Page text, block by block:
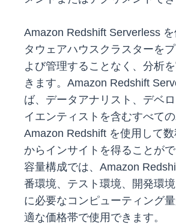
Amazon Redshift Serverless
タウェアハウスクラスターを
よび管理することなく、分析
きます。Amazon Redshift
ば、データアナリスト、デベ
イエンティストを含むすべての
Amazon Redshift を使用して
からインサイトを得ることが
容量構成では、Amazon
番環境、テスト環境、開発環
に必要なコンピューティング
適な価格帯で使用できます。